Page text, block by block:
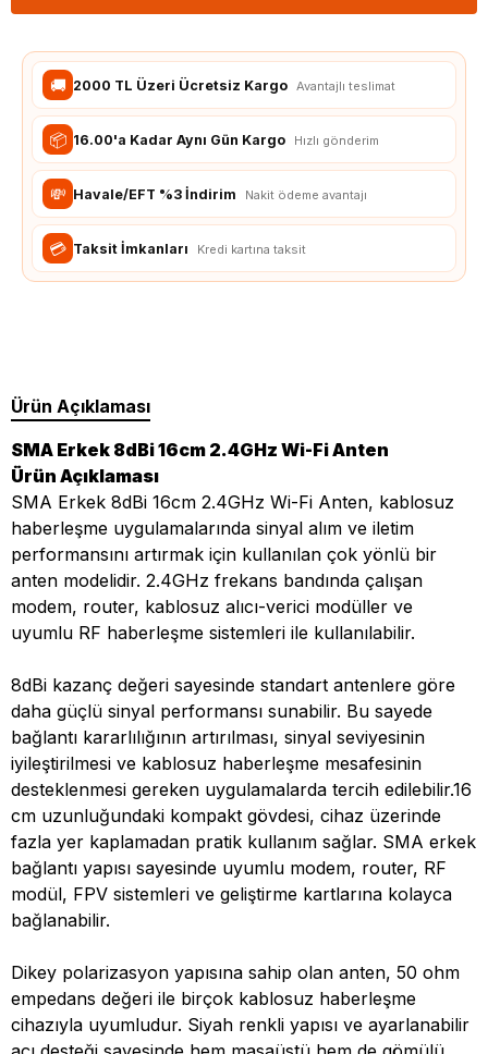
🚚 2000 TL Üzeri Ücretsiz Kargo Avantajlı teslimat
📦 16.00'a Kadar Aynı Gün Kargo Hızlı gönderim
💸 Havale/EFT %3 İndirim Nakit ödeme avantajı
💳 Taksit İmkanları Kredi kartına taksit
Ürün Açıklaması
SMA Erkek 8dBi 16cm 2.4GHz Wi-Fi Anten
Ürün Açıklaması
SMA Erkek 8dBi 16cm 2.4GHz Wi-Fi Anten, kablosuz
haberleşme uygulamalarında sinyal alım ve iletim
performansını artırmak için kullanılan çok yönlü bir
anten modelidir. 2.4GHz frekans bandında çalışan
modem, router, kablosuz alıcı-verici modüller ve
uyumlu RF haberleşme sistemleri ile kullanılabilir.
8dBi kazanç değeri sayesinde standart antenlere göre
daha güçlü sinyal performansı sunabilir. Bu sayede
bağlantı kararlılığının artırılması, sinyal seviyesinin
iyileştirilmesi ve kablosuz haberleşme mesafesinin
desteklenmesi gereken uygulamalarda tercih edilebilir.16
cm uzunluğundaki kompakt gövdesi, cihaz üzerinde
fazla yer kaplamadan pratik kullanım sağlar. SMA erkek
bağlantı yapısı sayesinde uyumlu modem, router, RF
modül, FPV sistemleri ve geliştirme kartlarına kolayca
bağlanabilir.
Dikey polarizasyon yapısına sahip olan anten, 50 ohm
empedans değeri ile birçok kablosuz haberleşme
cihazıyla uyumludur. Siyah renkli yapısı ve ayarlanabilir